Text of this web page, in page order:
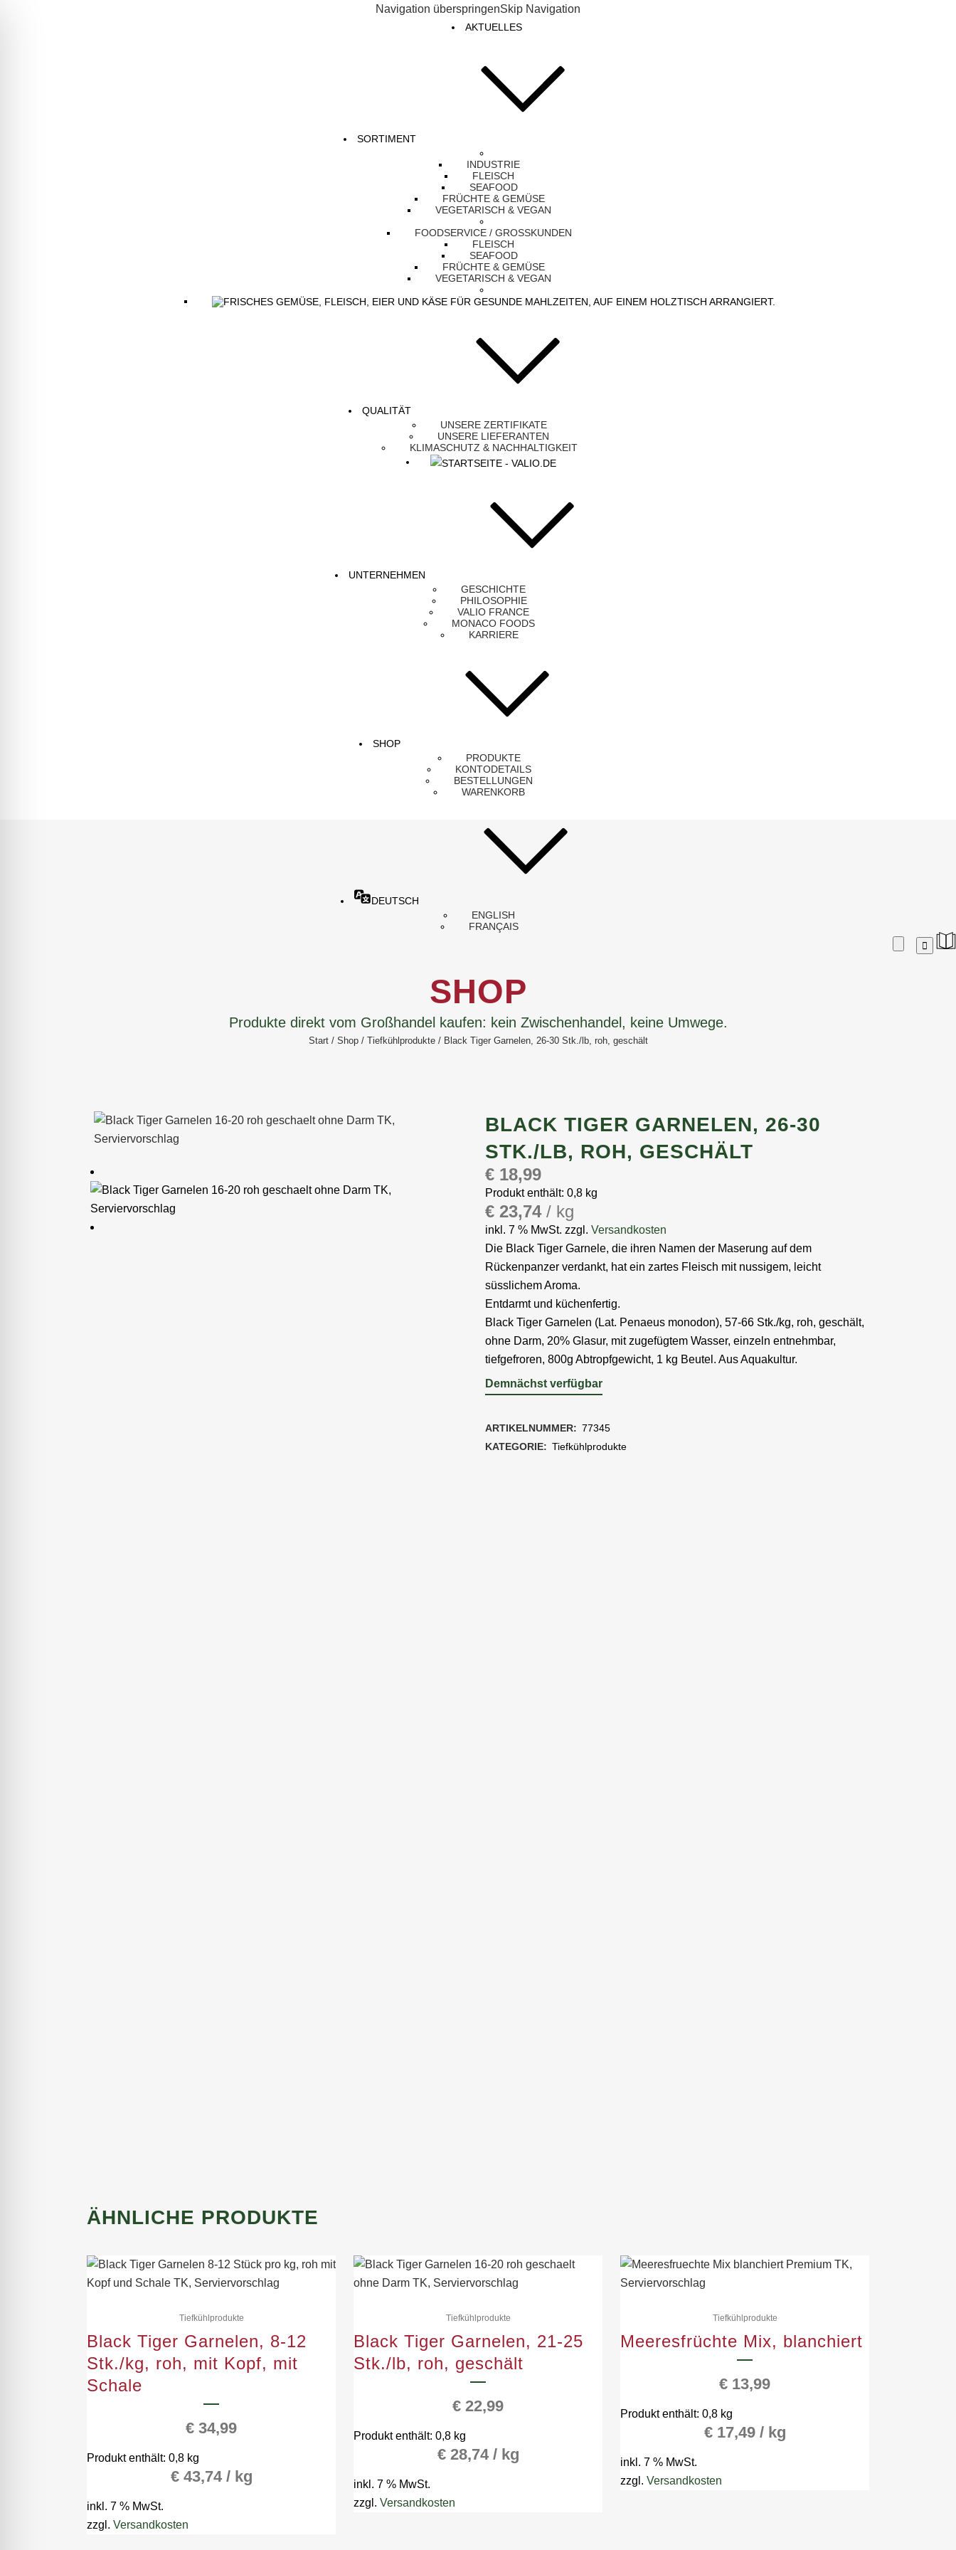
Navigation überspringenSkip Navigation
AKTUELLES
SORTIMENT
INDUSTRIE
FLEISCH
SEAFOOD
FRÜCHTE & GEMÜSE
VEGETARISCH & VEGAN
FOODSERVICE / GROSSKUNDEN
FLEISCH
SEAFOOD
FRÜCHTE & GEMÜSE
VEGETARISCH & VEGAN
QUALITÄT
UNSERE ZERTIFIKATE
UNSERE LIEFERANTEN
KLIMASCHUTZ & NACHHALTIGKEIT
UNTERNEHMEN
GESCHICHTE
PHILOSOPHIE
VALIO FRANCE
MONACO FOODS
KARRIERE
SHOP
PRODUKTE
KONTODETAILS
BESTELLUNGEN
WARENKORB
DEUTSCH
ENGLISH
FRANÇAIS
SHOP
Produkte direkt vom Großhandel kaufen: kein Zwischenhandel, keine Umwege.
Start/ Shop/ Tiefkühlprodukte/ Black Tiger Garnelen, 26-30 Stk./lb, roh, geschält
BLACK TIGER GARNELEN, 26-30
STK./LB, ROH, GESCHÄLT
€ 18,99
Produkt enthält: 0,8 kg
€ 23,74/ kg
inkl. 7 % MwSt. zzgl. Versandkosten
Die Black Tiger Garnele, die ihren Namen der Maserung auf dem
Rückenpanzer verdankt, hat ein zartes Fleisch mit nussigem, leicht
süsslichem Aroma.
Entdarmt und küchenfertig.
Black Tiger Garnelen (Lat. Penaeus monodon), 57-66 Stk./kg, roh, geschält,
ohne Darm, 20% Glasur, mit zugefügtem Wasser, einzeln entnehmbar,
tiefgefroren, 800g Abtropfgewicht, 1 kg Beutel. Aus Aquakultur.
Demnächst verfügbar
ARTIKELNUMMER: 77345
KATEGORIE: Tiefkühlprodukte
ÄHNLICHE PRODUKTE
Tiefkühlprodukte
Black Tiger Garnelen, 8-12
Stk./kg, roh, mit Kopf, mit
Schale
€ 34,99
Produkt enthält: 0,8 kg
€ 43,74/ kg
inkl. 7 % MwSt.
zzgl. Versandkosten
Tiefkühlprodukte
Black Tiger Garnelen, 21-25
Stk./lb, roh, geschält
€ 22,99
Produkt enthält: 0,8 kg
€ 28,74/ kg
inkl. 7 % MwSt.
zzgl. Versandkosten
Tiefkühlprodukte
Meeresfrüchte Mix, blanchiert
€ 13,99
Produkt enthält: 0,8 kg
€ 17,49/ kg
inkl. 7 % MwSt.
zzgl. Versandkosten